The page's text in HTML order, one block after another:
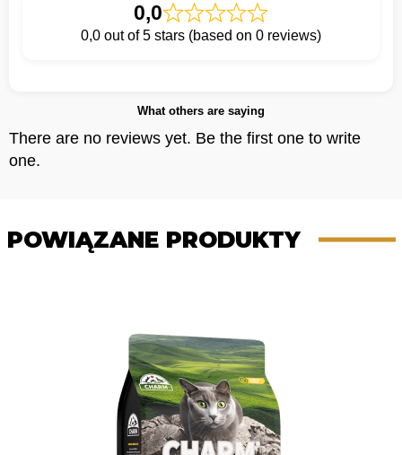
0,0
0,0 out of 5 stars (based on 0 reviews)
What others are saying
There are no reviews yet. Be the first one to write
one.
POWIĄZANE PRODUKTY